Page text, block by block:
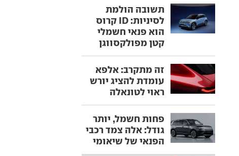
תשובה הולמת
לסיניות: ID קרוס
הוא פנאי חשמלי
קטן מפולקסווגן
זה מתקרב: אלפא
עומדת להציג יורש
ראוי לטונאלה
פחות חשמל, יותר
גודל: אלה צמד רכבי
הפנאי של שיאומי